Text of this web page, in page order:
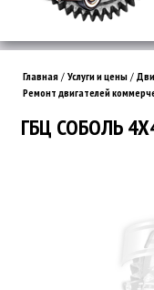
Главная / Услуги и цены /
Ремонт двигателей
ГБЦ СОБОЛЬ